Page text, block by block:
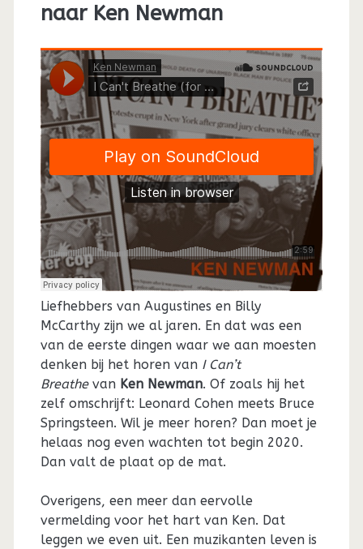
naar Ken Newman
Liefhebbers van Augustines en Billy
McCarthy zijn we al jaren. En dat was een
van de eerste dingen waar we aan moesten
denken bij het horen van I Can’t
Breathe van Ken Newman. Of zoals hij het
zelf omschrijft: Leonard Cohen meets Bruce
Springsteen. Wil je meer horen? Dan moet je
helaas nog even wachten tot begin 2020.
Dan valt de plaat op de mat.
Overigens, een meer dan eervolle
vermelding voor het hart van Ken. Dat
leggen we even uit. Een muzikanten leven is